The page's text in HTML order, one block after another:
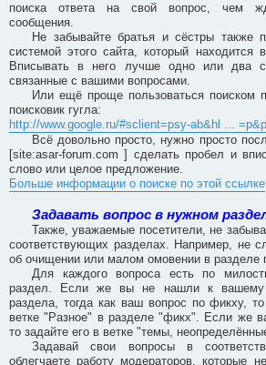
поиска ответа на свой вопрос, чем
сообщения.
Не забывайте братья и сёстры также
системой этого сайта, который находится
Вписывать в него лучше одно или два
связанные с вашими вопросами.
Или ещё проще пользоваться поиском
поисковик гугла:
http://www.google.ru/#sclient=psy-ab&hl ...
Всё довольно просто, нужно просто
[site:asar-forum.com ] сделать пробел и
слово или целое предложение.
Больше информации о поиске по этой ссылке
Задавать вопрос в нужном
Также, уважаемые посетители, не
соответствующих разделах. Например, не
об очищении или малом омовении в разделе
Для каждого вопроса есть по
раздел. Если же вы не нашли к вашему
раздела, тогда как ваш вопрос по фикху,
ветке "Разное" в разделе "фикх". Если же
то задайте его в ветке "темы,
Задавай свои вопросы в
облегчаете работу модераторов, которые